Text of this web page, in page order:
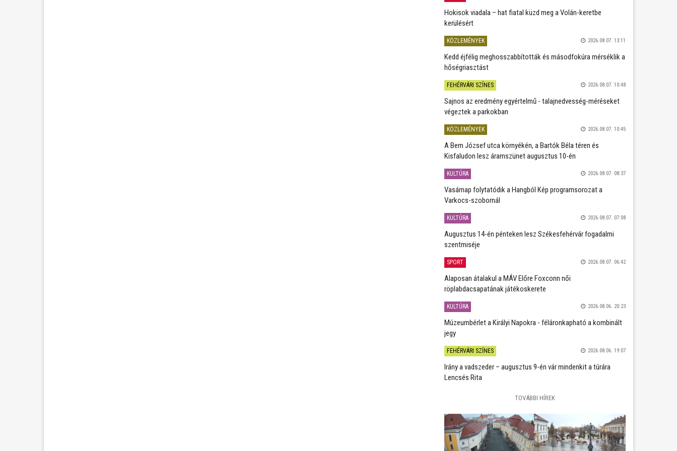
Hokisok viadala – hat fiatal küzd meg a Volán-keretbe
kerülésért
KÖZLEMÉNYEK 2026.08.07. 13:11
Kedd éjfélig meghosszabbították és másodfokúra mérséklik a
hőségriasztást
FEHÉRVÁRI SZÍNES 2026.08.07. 10:48
Sajnos az eredmény egyértelmű - talajnedvesség-méréseket
végeztek a parkokban
KÖZLEMÉNYEK 2026.08.07. 10:45
A Bem József utca környékén, a Bartók Béla téren és
Kisfaludon lesz áramszünet augusztus 10-én
KULTÚRA 2026.08.07. 08:37
Vasárnap folytatódik a Hangból Kép programsorozat a
Varkocs-szobornál
KULTÚRA 2026.08.07. 07:08
Augusztus 14-én pénteken lesz Székesfehérvár fogadalmi
szentmiséje
SPORT 2026.08.07. 06:42
Alaposan átalakul a MÁV Előre Foxconn női
röplabdacsapatának játékoskerete
KULTÚRA 2026.08.06. 20:23
Múzeumbérlet a Királyi Napokra - féláronkapható a kombinált
jegy
FEHÉRVÁRI SZÍNES 2026.08.06. 19:07
Irány a vadszeder – augusztus 9-én vár mindenkit a túrára
Lencsés Rita
TOVÁBBI HÍREK